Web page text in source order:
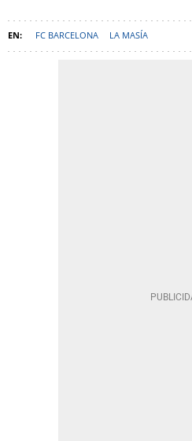
FC BARCELONA LA MASÍA